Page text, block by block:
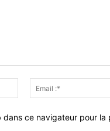
:*
ce navigateur pour